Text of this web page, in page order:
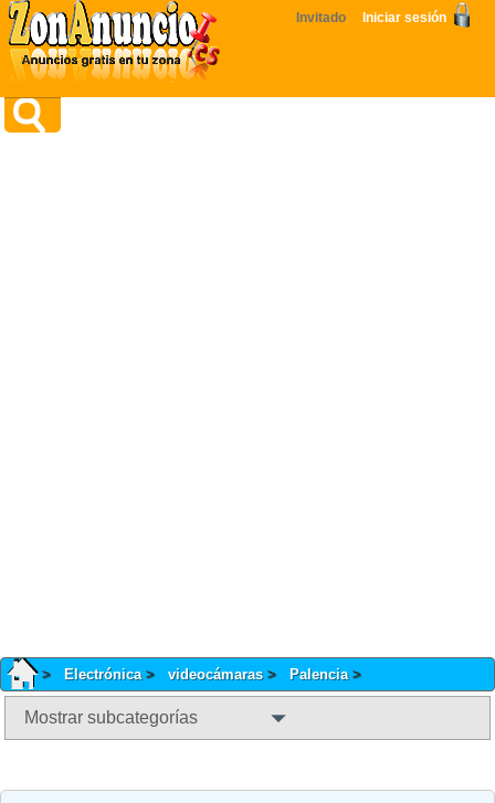
Invitado Iniciar sesión
Electrónica videocámaras Palencia
Mostrar subcategorías